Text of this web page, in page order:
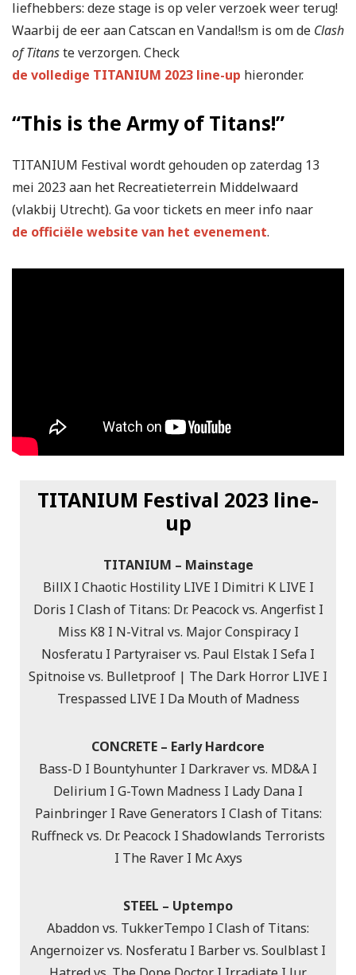
liefhebbers: deze stage is op veler verzoek weer terug!
Waarbij de eer aan Catscan en Vandal!sm is om de Clash
of Titanste verzorgen. Check
de volledige TITANIUM 2023 line-up hieronder.
“This is the Army of Titans!”
TITANIUM Festival wordt gehouden op zaterdag 13
mei 2023 aan het Recreatieterrein Middelwaard
(vlakbij Utrecht). Ga voor tickets en meer info naar
de officiële website van het evenement.
TITANIUM Festival 2023 line-
up
TITANIUM – Mainstage
BillX I Chaotic Hostility LIVE I Dimitri K LIVE I
Doris I Clash of Titans: Dr. Peacock vs. Angerfist I
Miss K8 I N-Vitral vs. Major Conspiracy I
Nosferatu I Partyraiser vs. Paul Elstak I Sefa I
Spitnoise vs. Bulletproof | The Dark Horror LIVE I
Trespassed LIVE I Da Mouth of Madness
CONCRETE – Early Hardcore
Bass-D I Bountyhunter I Darkraver vs. MD&A I
Delirium I G-Town Madness I Lady Dana I
Painbringer I Rave Generators I Clash of Titans:
Ruffneck vs. Dr. Peacock I Shadowlands Terrorists
I The Raver I Mc Axys
STEEL – Uptempo
Abaddon vs. TukkerTempo I Clash of Titans:
Angernoizer vs. Nosferatu I Barber vs. Soulblast I